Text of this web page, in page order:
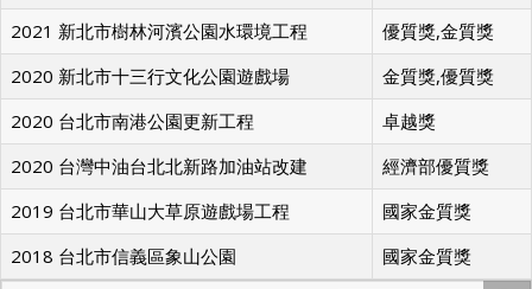
2021 新北市樹林河濱公園水環境工程
優質獎,金質獎
2020 新北市十三行文化公園遊戲場
金質獎,優質獎
2020 台北市南港公園更新工程
卓越獎
2020 台灣中油台北北新路加油站改建
經濟部優質獎
2019 台北市華山大草原遊戲場工程
國家金質獎
2018 台北市信義區象山公園
國家金質獎